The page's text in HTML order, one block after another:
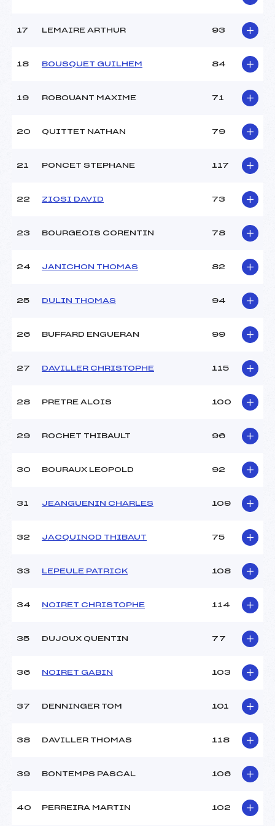
93.2800
Catégorie :
Min->Mas
17 LEMAIRE ARTHUR 93
18 BOUSQUET GUILHEM 84
19 ROBOUANT MAXIME 71
20 QUITTET NATHAN 79
21 PONCET STEPHANE 117
22 ZIOSI DAVID 73
23 BOURGEOIS CORENTIN 78
24 JANICHON THOMAS 82
25 DULIN THOMAS 94
26 BUFFARD ENGUERAN 99
27 DAVILLER CHRISTOPHE 115
28 PRETRE ALOIS 100
29 ROCHET THIBAULT 96
30 BOURAUX LEOPOLD 92
31 JEANGUENIN CHARLES 109
32 JACQUINOD THIBAUT 75
33 LEPEULE PATRICK 108
34 NOIRET CHRISTOPHE 114
35 DUJOUX QUENTIN 77
36 NOIRET GABIN 103
37 DENNINGER TOM 101
38 DAVILLER THOMAS 118
39 BONTEMPS PASCAL 106
40 PERREIRA MARTIN 102